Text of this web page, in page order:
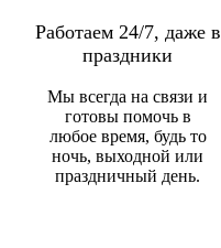
Работаем 24/7, даже в
праздники
Мы всегда на связи и
готовы помочь в
любое время, будь то
ночь, выходной или
праздничный день.